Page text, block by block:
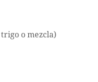
o mezcla)